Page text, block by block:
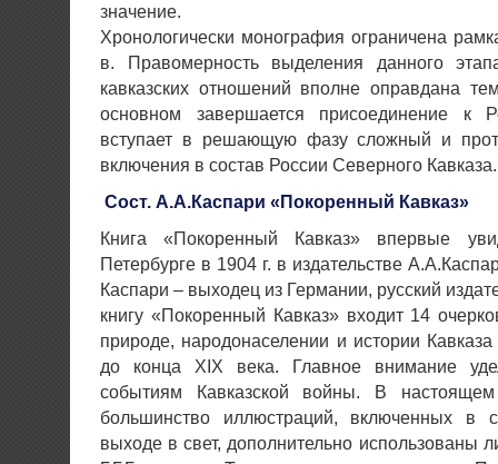
значение.
Хронологически монография ограничена
в. Правомерность выделения данного
кавказских отношений вполне оправдана
основном завершается присоединение к
вступает в решающую фазу сложный и
включения в состав России Северного Кавказа.
Сост. А.А.Каспари «Покоренный Кавказ»
Книга «Покоренный Кавказ» впервые
Петербурге в 1904 г. в издательстве
Каспари – выходец из Германии, русский
книгу «Покоренный Кавказ» входит 14
природе, народонаселении и истории
до конца XIX века. Главное внимание
событиям Кавказской войны. В
большинство иллюстраций, включенных в
выходе в свет, дополнительно использованы